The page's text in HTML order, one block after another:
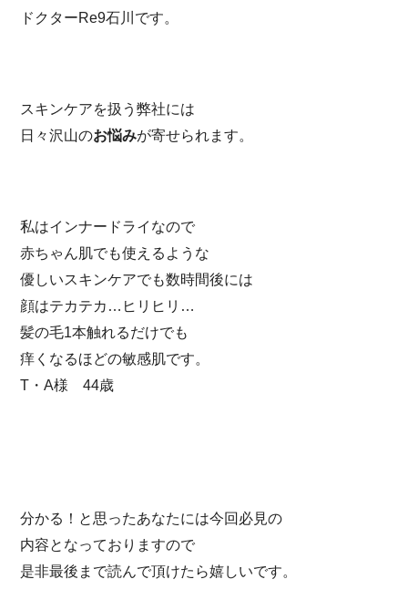
ドクターRe9石川です。
スキンケアを扱う弊社には
日々沢山のお悩みが寄せられます。
私はインナードライなので
赤ちゃん肌でも使えるような
優しいスキンケアでも数時間後には
顔はテカテカ…ヒリヒリ…
髪の毛1本触れるだけでも
痒くなるほどの敏感肌です。
T・A様 44歳
分かる！と思ったあなたには今回必見の
内容となっておりますので
是非最後まで読んで頂けたら嬉しいです。